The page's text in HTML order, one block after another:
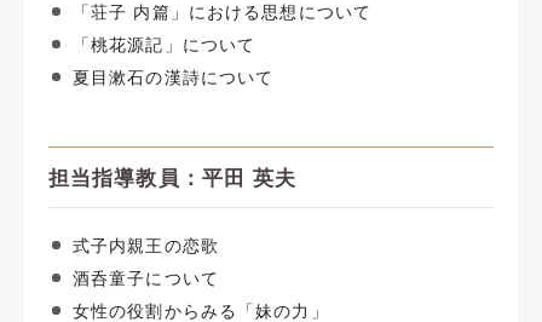
「荘子 内篇」における思想について
「桃花源記」について
夏目漱石の漢詩について
担当指導教員：平田 英夫
式子内親王の恋歌
酒呑童子について
女性の役割からみる「妹の力」